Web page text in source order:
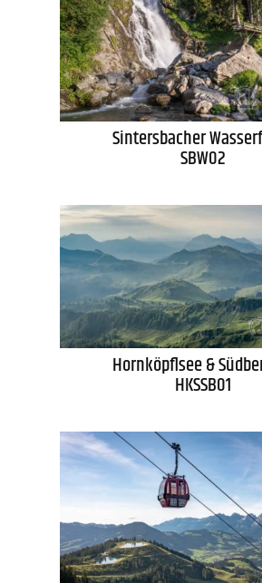
Sintersbacher
SBW02
Hornköpflsee &
HKSSB01